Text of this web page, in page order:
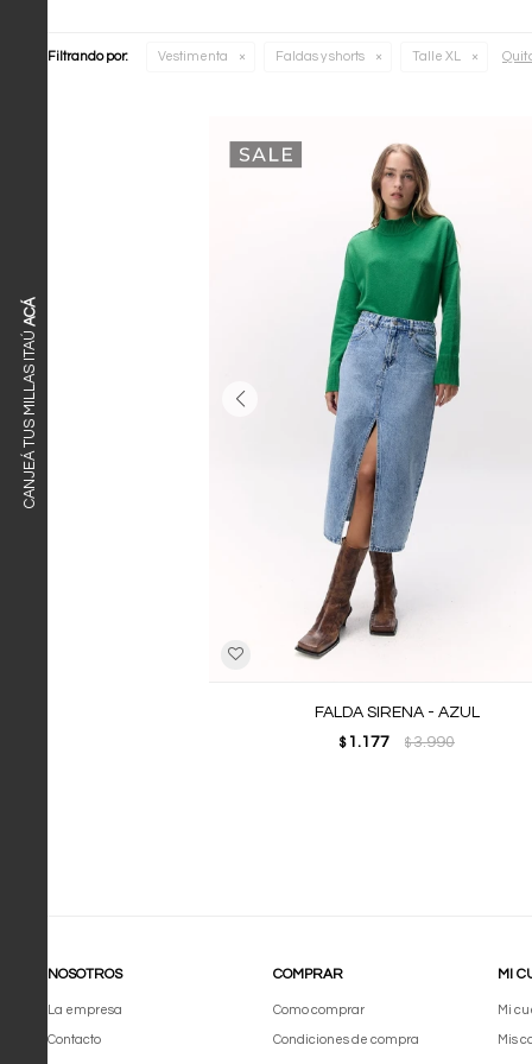
CANJEÁ TUS MILLAS ITAÚ
ACÁ
Filtrando por: Vestimenta Faldas y shorts Talle XL
FALDA SIRENA - AZUL
$ 1.177 $3.990
NOSOTROS
La empresa
Contacto
COMPRAR
Como comprar
Condiciones de compra
MI
Mi
Mis